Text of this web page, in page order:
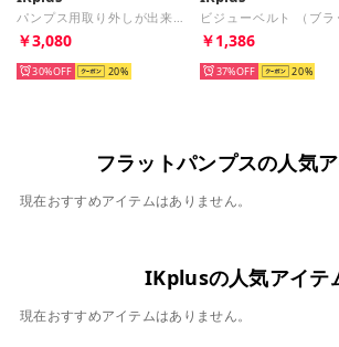
パンプス用取り外しが出来るビジュー Ikplus （55.シルバー）
￥3,080
30% 20
￥1,386
37% 20
フラットパンプスの人気
現在おすすめアイテムはありません。
IKplusの人気アイテ
現在おすすめアイテムはありません。